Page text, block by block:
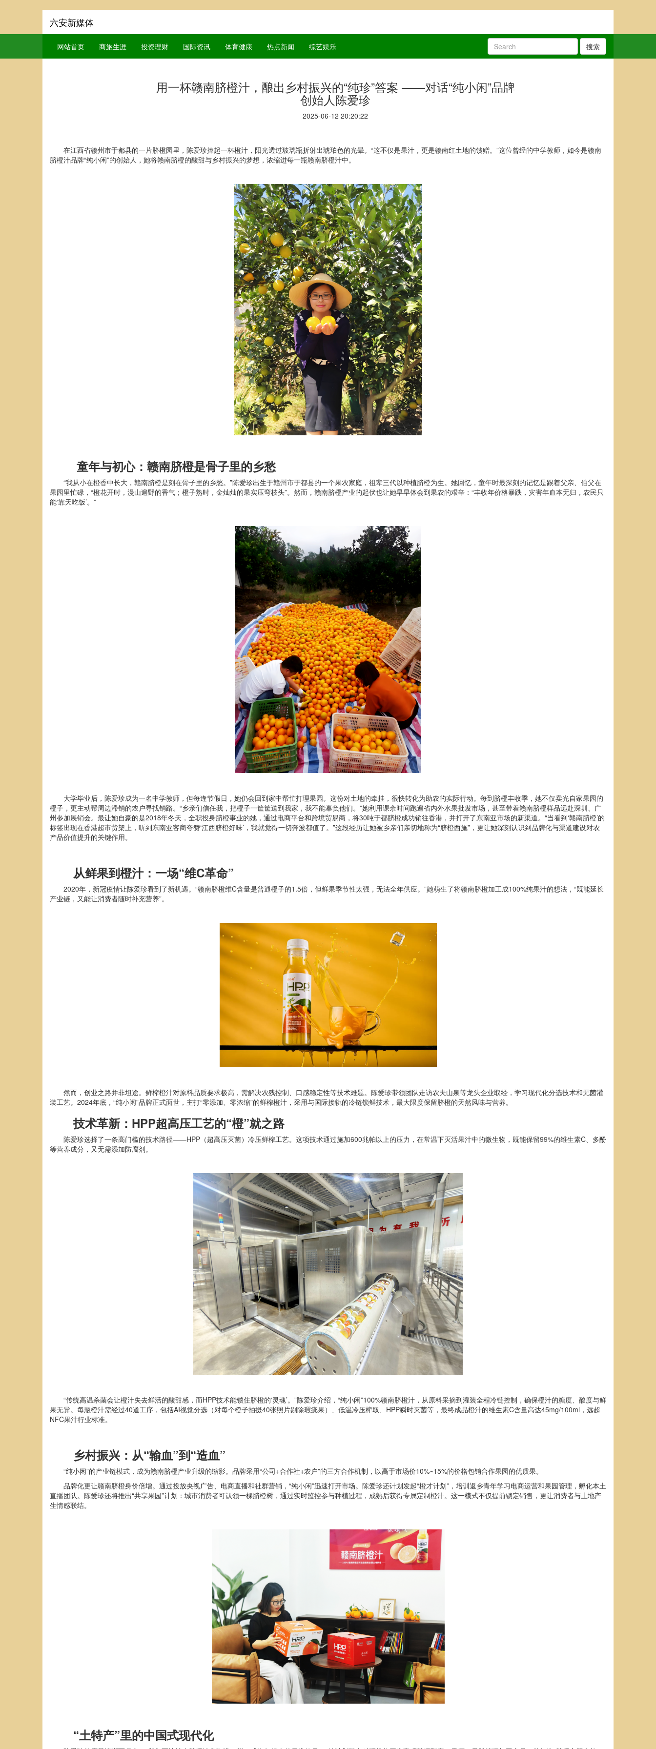
六安新媒体
网站首页 商旅生涯 投资理财 国际资讯 体育健康 热点新闻 综艺娱乐 搜索
用一杯赣南脐橙汁，酿出乡村振兴的“纯珍”答案 ——对话“纯小闲”品牌
创始人陈爱珍
2025-06-12 20:20:22
在江西省赣州市于都县的一片脐橙园里，陈爱珍捧起一杯橙汁，阳光透过玻璃瓶折射出琥珀色的光晕。“这不仅是果汁，更是赣南红土地的馈赠。”这位曾经的中学教师，如今是赣南
脐橙汁品牌“纯小闲”的创始人，她将赣南脐橙的酸甜与乡村振兴的梦想，浓缩进每一瓶赣南脐橙汁中。
童年与初心： 赣南脐橙是骨子里的乡愁
“我从小在橙香中长大，赣南脐橙是刻在骨子里的乡愁。”陈爱珍出生于赣州市于都县的一个果农家庭，祖辈三代以种植脐橙为生。她回忆，童年时最深刻的记忆是跟着父亲、伯父在
果园里忙碌，“橙花开时，漫山遍野的香气；橙子熟时，金灿灿的果实压弯枝头”。然而，赣南脐橙产业的起伏也让她早早体会到果农的艰辛：“丰收年价格暴跌，灾害年血本无归，农民只
能‘靠天吃饭’。”
大学毕业后，陈爱珍成为一名中学教师，但每逢节假日，她仍会回到家中帮忙打理果园。这份对土地的牵挂，很快转化为助农的实际行动。每到脐橙丰收季，她不仅卖光自家果园的
橙子，更主动帮周边滞销的农户寻找销路。“乡亲们信任我，把橙子一筐筐送到我家，我不能辜负他们。”她利用课余时间跑遍省内外水果批发市场，甚至带着赣南脐橙样品远赴深圳、广
州参加展销会。最让她自豪的是2018年冬天，全职投身脐橙事业的她，通过电商平台和跨境贸易商，将30吨于都脐橙成功销往香港，并打开了东南亚市场的新渠道。“当看到‘赣南脐橙’的
标签出现在香港超市货架上，听到东南亚客商夸赞‘江西脐橙好味’，我就觉得一切奔波都值了。”这段经历让她被乡亲们亲切地称为“脐橙西施”，更让她深刻认识到品牌化与渠道建设对农
产品价值提升的关键作用。
从鲜果到橙汁：一场“维C革命”
2020年，新冠疫情让陈爱珍看到了新机遇。“赣南脐橙维C含量是普通橙子的1.5倍，但鲜果季节性太强，无法全年供应。”她萌生了将赣南脐橙加工成100%纯果汁的想法，“既能延长
产业链，又能让消费者随时补充营养”。
然而，创业之路并非坦途。鲜榨橙汁对原料品质要求极高，需解决农残控制、口感稳定性等技术难题。陈爱珍带领团队走访农夫山泉等龙头企业取经，学习现代化分选技术和无菌灌
装工艺。2024年底，“纯小闲”品牌正式面世，主打“零添加、零浓缩”的鲜榨橙汁，采用与国际接轨的冷链锁鲜技术，最大限度保留脐橙的天然风味与营养。
技术革新：HPP超高压工艺的“橙”就之路
陈爱珍选择了一条高门槛的技术路径——HPP（超高压灭菌）冷压鲜榨工艺。这项技术通过施加600兆帕以上的压力，在常温下灭活果汁中的微生物，既能保留99%的维生素C、多酚
等营养成分，又无需添加防腐剂。
“传统高温杀菌会让橙汁失去鲜活的酸甜感，而HPP技术能锁住脐橙的‘灵魂’。”陈爱珍介绍，“纯小闲”100%赣南脐橙汁，从原料采摘到灌装全程冷链控制，确保橙汁的糖度、酸度与鲜
果无异。每瓶橙汁需经过40道工序，包括AI视觉分选（对每个橙子拍摄40张照片剔除瑕疵果）、低温冷压榨取、HPP瞬时灭菌等，最终成品橙汁的维生素C含量高达45mg/100ml，远超
NFC果汁行业标准。
乡村振兴：从“输血”到“造血”
“纯小闲”的产业链模式，成为赣南脐橙产业升级的缩影。品牌采用“公司+合作社+农户”的三方合作机制，以高于市场价10%~15%的价格包销合作果园的优质果。
品牌化更让赣南脐橙身价倍增。通过投放央视广告、电商直播和社群营销，“纯小闲”迅速打开市场。陈爱珍还计划发起“橙才计划”，培训返乡青年学习电商运营和果园管理，孵化本土
直播团队。陈爱珍还将推出“共享果园”计划：城市消费者可认领一棵脐橙树，通过实时监控参与种植过程，成熟后获得专属定制橙汁。这一模式不仅提前锁定销售，更让消费者与土地产
生情感联结。
“土特产”里的中国式现代化